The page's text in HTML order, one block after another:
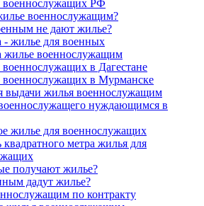
военнослужащих РФ
военнослужащим?
не дают жилье?
- жилье для военных
жилье военнослужащим
в Дагестане
военнослужащих в Мурманске
выдачи жилья военнослужащим
нуждающимся в
жилье для военнослужащих
метра жилья для
получают жилье?
дадут жилье?
по контракту